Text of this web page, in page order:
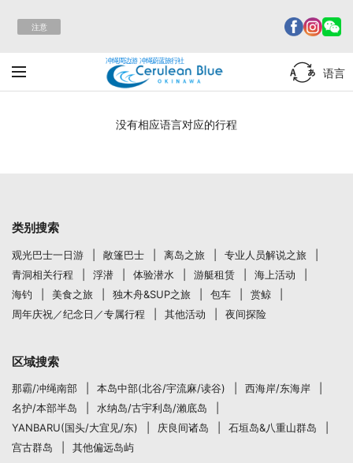
注意
冲绳周边游 冲绳蔚蓝旅行社
语言
没有相应语言对应的行程
类别搜索
观光巴士一日游 敞篷巴士 离岛之旅
专业人员解说之旅
青洞相关行程
浮潜 体验潜水 游艇租赁
海上活动
海钓
美食之旅 独木舟&SUP之旅 包车
赏鲸
周年庆祝／纪念日／专属行程
其他活动 夜间探险
区域搜索
那霸/冲绳南部 本岛中部(北谷/宇流麻/读谷)
西海岸/东海岸
名护/本部半岛
水纳岛/古宇利岛/瀨底岛
YANBARU(国头/大宜见/东)
庆良间诸岛
石垣岛&八重山群岛
宫古群岛
其他偏远岛屿